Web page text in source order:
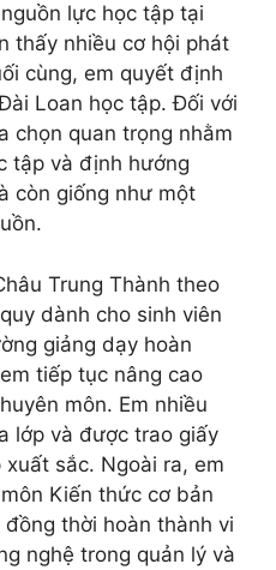
lực học tập tại
thấy nhiều cơ hội phát
cùng, em quyết định
Loan học tập. Đối với
chọn quan trọng nhằm
tập và định hướng
còn giống như một
Trung Thành theo
dành cho sinh viên
giảng dạy hoàn
tiếp tục nâng cao
môn. Em nhiều
lớp và được trao giấy
sắc. Ngoài ra, em
Kiến thức cơ bản
thời hoàn thành vi
nghệ trong quản lý và